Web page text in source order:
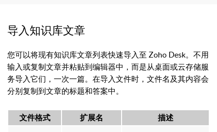
导入知识库文章
您可以将现有知识库文章列表快速导入至 Zoho Desk。不用
输入或复制文章并粘贴到编辑器中，而是从桌面或云存储服
务导入它们，一次一篇。在导入文件时，文件名及其内容会
分别复制到文章的标题和答案中。
文件格式 扩展名 描述